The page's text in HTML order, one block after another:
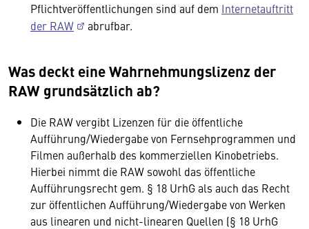
Pflichtveröffentlichungen sind auf dem Internetauftritt
der RAW
abrufbar.
Was deckt eine Wahrnehmungslizenz der
RAW grundsätzlich ab?
Die RAW vergibt Lizenzen für die öffentliche
Aufführung/Wiedergabe von Fernsehprogrammen und
Filmen außerhalb des kommerziellen Kinobetriebs.
Hierbei nimmt die RAW sowohl das öffentliche
Aufführungsrecht gem. § 18 UrhG als auch das Recht
zur öffentlichen Aufführung/Wiedergabe von Werken
aus linearen und nicht-linearen Quellen (§ 18 UrhG